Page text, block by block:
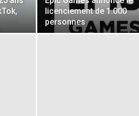
licenciement de 1.000
personnes